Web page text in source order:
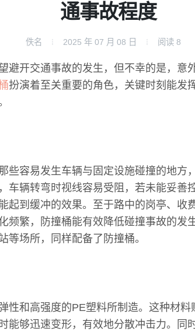
通事故程度
佚名 2025 年 07 月 08 日 阅读 8
避开交通事故的发生，但不幸的是，意
扮演着至关重要的角色，关键时刻能发
些容易发生车辆与固定设施碰撞的地方
车辆转弯时视线容易受阻，若未能妥善
起到缓冲的效果。至于路中的岗亭、收
频繁，防撞桶能有效降低碰撞事故的发
等场所，同样配备了防撞桶。
性和高强度的PE塑料所制造。这种材
能够迅速变形，有效地分散冲击力。同